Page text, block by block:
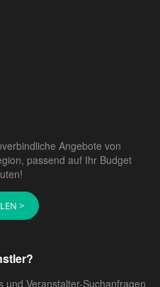
Angebote von
passend auf Ihr Budget
>
und Veranstalter-Suchanfragen